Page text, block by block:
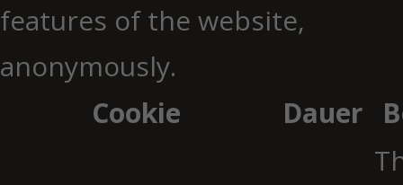
features of the website,
anonymously.
Cookie
Dauer